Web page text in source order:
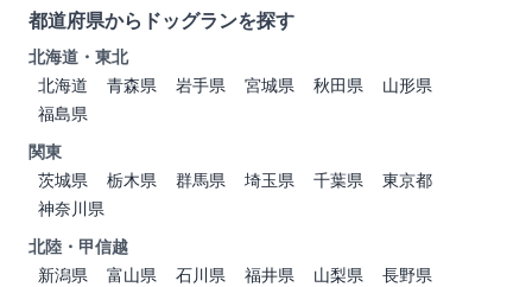
都道府県からドッグランを探す
北海道・東北
北海道
青森県 岩手県 宮城県 秋田県
山形県
福島県
関東
茨城県
栃木県 群馬県 埼玉県 千葉県
東京都
神奈川県
北陸・甲信越
新潟県
富山県 石川県 福井県 山梨県
長野県